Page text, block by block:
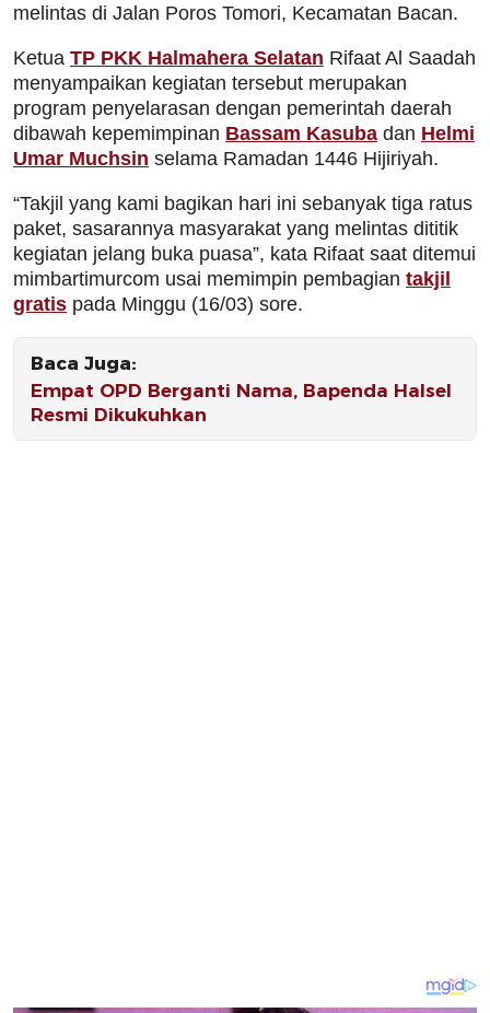
melintas di Jalan Poros Tomori, Kecamatan Bacan.
Ketua TP PKK Halmahera Selatan Rifaat Al Saadah
menyampaikan kegiatan tersebut merupakan
program penyelarasan dengan pemerintah daerah
dibawah kepemimpinan Bassam Kasuba dan Helmi
Umar Muchsin selama Ramadan 1446 Hijiriyah.
“Takjil yang kami bagikan hari ini sebanyak tiga ratus
paket, sasarannya masyarakat yang melintas dititik
kegiatan jelang buka puasa”, kata Rifaat saat ditemui
mimbartimurcom usai memimpin pembagian takjil
gratis pada Minggu (16/03) sore.
Baca Juga:
Empat OPD Berganti Nama, Bapenda Halsel
Resmi Dikukuhkan